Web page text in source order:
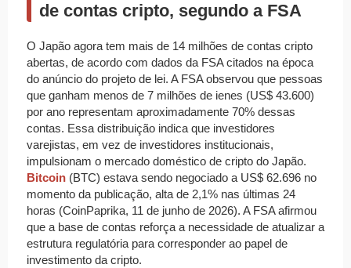
de contas cripto, segundo a FSA
O Japão agora tem mais de 14 milhões de contas cripto
abertas, de acordo com dados da FSA citados na época
do anúncio do projeto de lei. A FSA observou que pessoas
que ganham menos de 7 milhões de ienes (US$ 43.600)
por ano representam aproximadamente 70% dessas
contas. Essa distribuição indica que investidores
varejistas, em vez de investidores institucionais,
impulsionam o mercado doméstico de cripto do Japão.
Bitcoin (BTC) estava sendo negociado a US$ 62.696 no
momento da publicação, alta de 2,1% nas últimas 24
horas (CoinPaprika, 11 de junho de 2026). A FSA afirmou
que a base de contas reforça a necessidade de atualizar a
estrutura regulatória para corresponder ao papel de
investimento da cripto.